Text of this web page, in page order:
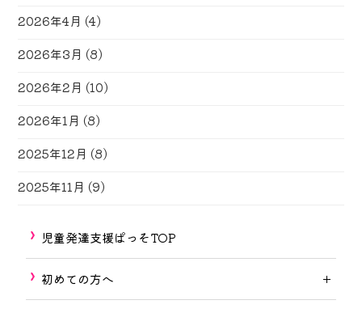
2026年4月 (4)
2026年3月 (8)
2026年2月 (10)
2026年1月 (8)
2025年12月 (8)
2025年11月 (9)
児童発達支援ぱっそTOP
初めての方へ